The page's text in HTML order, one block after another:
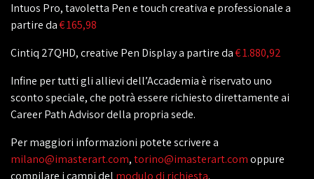
Intuos Pro, tavoletta Pen e touch creativa e professionale a
partire da€ 165,98
Cintiq 27QHD, creative Pen Display a partire da€ 1.880,92
Infine per tutti gli allievi dell’Accademia è riservato uno
sconto speciale, che potrà essere richiesto direttamente ai
Career Path Advisor della propria sede.
Per maggiori informazioni potete scrivere a
milano@imasterart.com,torino@imasterart.comoppure
compilare i campi del modulo di richiesta.